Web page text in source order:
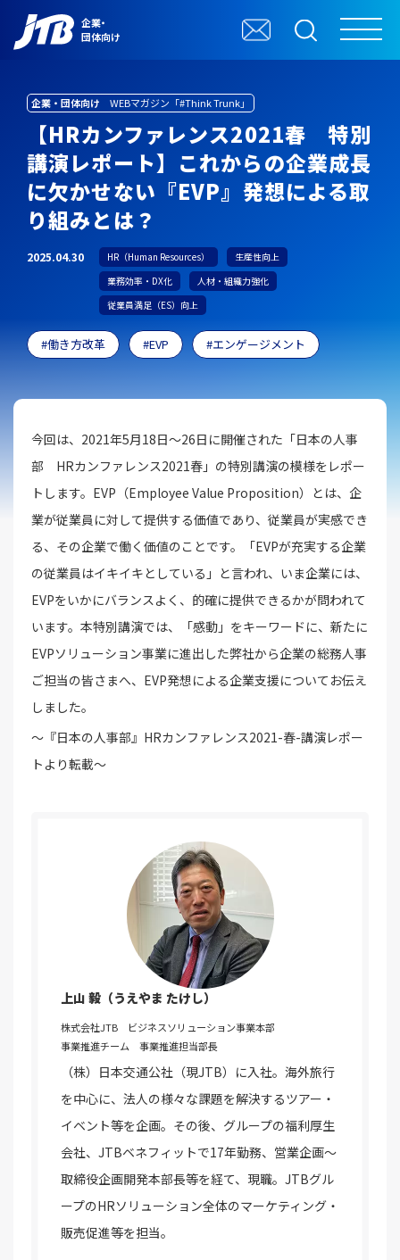
企業・
団体向け
企業・団体向け WEBマガジン「#Think Trunk」
【HRカンファレンス2021春 特別
講演レポート】これからの企業成長
に欠かせない『EVP』発想による取
り組みとは？
2025.04.30 HR（Human Resources）
生産性向上
業務効率・DX化
人材・組織力強化
従業員満足（ES）向上
働き方改革 EVP エンゲージメント
今回は、2021年5月18日～26日に開催された「日本の人事
部 HRカンファレンス2021春」の特別講演の模様をレポー
トします。EVP（Employee Value Proposition）とは、企
業が従業員に対して提供する価値であり、従業員が実感でき
る、その企業で働く価値のことです。「EVPが充実する企業
の従業員はイキイキとしている」と言われ、いま企業には、
EVPをいかにバランスよく、的確に提供できるかが問われて
います。本特別講演では、「感動」をキーワードに、新たに
EVPソリューション事業に進出した弊社から企業の総務人事
ご担当の皆さまへ、EVP発想による企業支援についてお伝え
しました。
～『日本の人事部』HRカンファレンス2021-春-講演レポー
トより転載～
上山 毅（うえやま たけし）
株式会社JTB ビジネスソリューション事業本部
事業推進チーム 事業推進担当部長
（株）日本交通公社（現JTB）に入社。海外旅行
を中心に、法人の様々な課題を解決するツアー・
イベント等を企画。その後、グループの福利厚生
会社、JTBベネフィットで17年勤務、営業企画～
取締役企画開発本部長等を経て、現職。JTBグル
ープのHRソリューション全体のマーケティング・
販売促進等を担当。